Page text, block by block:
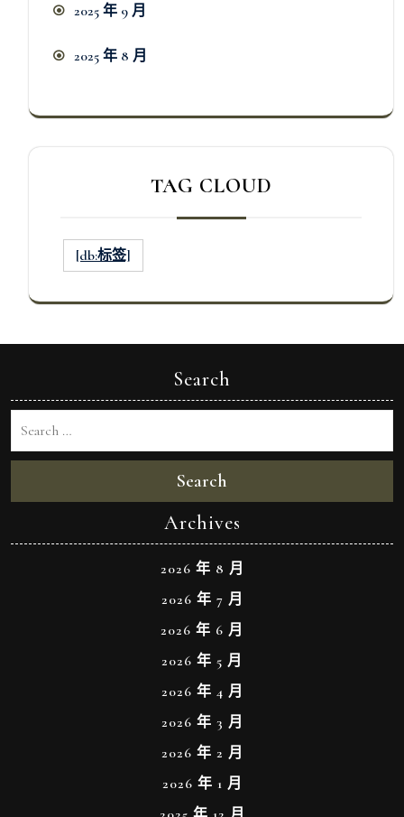
2025 年 9 月
2025 年 8 月
TAG CLOUD
[db:标签]
Search
Search
Archives
2026 年 8 月
2026 年 7 月
2026 年 6 月
2026 年 5 月
2026 年 4 月
2026 年 3 月
2026 年 2 月
2026 年 1 月